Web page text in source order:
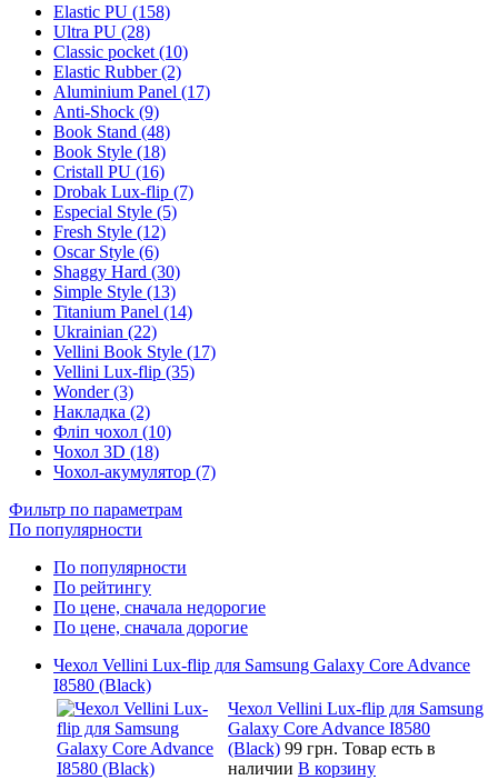
Elastic PU (158)
Ultra PU (28)
Classic pocket (10)
Elastic Rubber (2)
Aluminium Panel (17)
Anti-Shock (9)
Book Stand (48)
Book Style (18)
Cristall PU (16)
Drobak Lux-flip (7)
Especial Style (5)
Fresh Style (12)
Oscar Style (6)
Shaggy Hard (30)
Simple Style (13)
Titanium Panel (14)
Ukrainian (22)
Vellini Book Style (17)
Vellini Lux-flip (35)
Wonder (3)
Накладка (2)
Фліп чохол (10)
Чохол 3D (18)
Чохол-акумулятор (7)
Фильтр по параметрам
По популярности
По популярности
По рейтингу
По цене, сначала недорогие
По цене, сначала дорогие
Чехол Vellini Lux-flip для Samsung Galaxy Core Advance
I8580 (Black)
Чехол Vellini Lux-flip для Samsung
Galaxy Core Advance I8580
(Black) 99 грн. Товар есть в
наличии В корзину